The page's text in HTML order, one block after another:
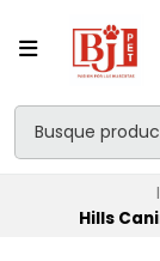
Hills